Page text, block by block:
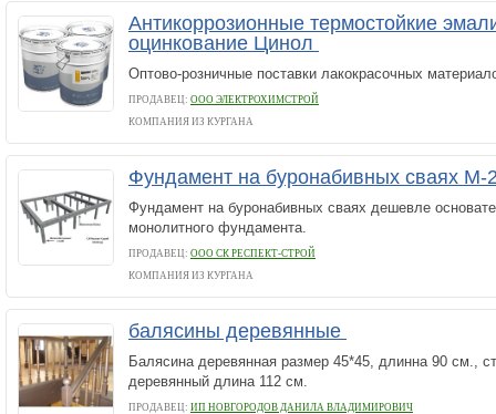
Антикоррозионные термостойкие
оцинкование Цинол
Оптово-розничные поставки лакокрасочных
ПРОДАВЕЦ: ООО ЭЛЕКТРОХИМСТРОЙ
КОМПАНИЯ ИЗ КУРГАНА
Фундамент на буронабивных сваях М-
Фундамент на буронабивных сваях дешевле
монолитного фундамента.
ПРОДАВЕЦ: ООО CК РЕСПЕКТ-СТРОЙ
КОМПАНИЯ ИЗ КУРГАНА
балясины деревянные
Балясина деревянная размер 45*45, длинна 90 см.,
деревянный длина 112 см.
ПРОДАВЕЦ: ИП НОВГОРОДОВ ДАНИЛА ВЛАДИМИРОВИЧ